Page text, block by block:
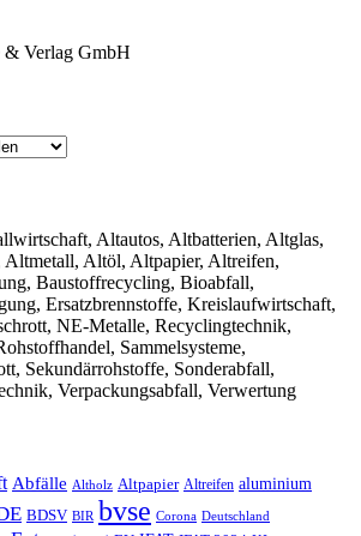
Verlag GmbH
Altautos, Altbatterien, Altglas,
Altöl, Altpapier, Altreifen,
Baustoffrecycling, Bioabfall,
Ersatzbrennstoffe, Kreislaufwirtschaft,
NE-Metalle, Recyclingtechnik,
Sammelsysteme,
Sekundärrohstoffe, Sonderabfall,
Verpackungsabfall, Verwertung
Abfälle Altholz Altpapier Altreifen aluminium
BDSV BIR bvse Corona Deutschland